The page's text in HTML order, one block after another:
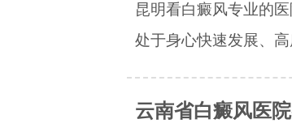
昆明看白癜风专业的
处于身心快速发展、
云南省白癜风医